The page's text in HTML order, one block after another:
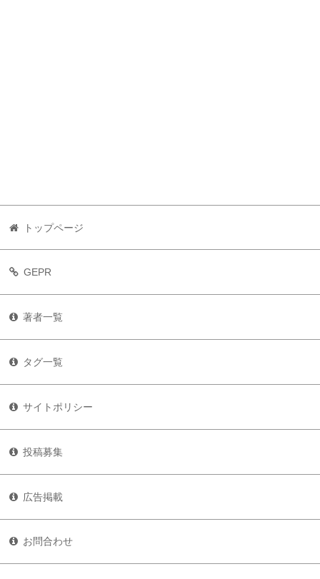
トップページ
GEPR
著者一覧
タグ一覧
サイトポリシー
投稿募集
広告掲載
お問合わせ